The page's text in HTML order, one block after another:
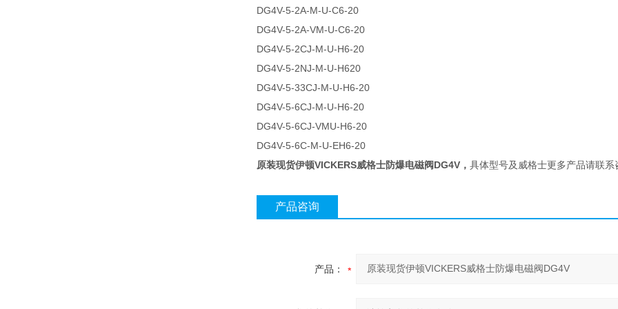
DG4V-5-2A-M-U-C6-20
DG4V-5-2A-VM-U-C6-20
DG4V-5-2CJ-M-U-H6-20
DG4V-5-2NJ-M-U-H620
DG4V-5-33CJ-M-U-H6-20
DG4V-5-6CJ-M-U-H6-20
DG4V-5-6CJ-VMU-H6-20
DG4V-5-6C-M-U-EH6-20
原装现货伊顿VICKERS威格士防爆电磁阀DG4V ， 具体型号及威格士更多产品请联系
产品咨询
产品：